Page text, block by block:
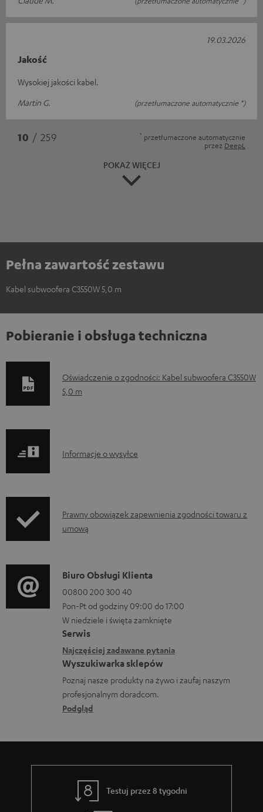
Jakość
Wysokiej jakości kabel.
Martin G.
(przetłumaczone automatycznie *)
19.03.2026
10 / 259 * przetłumaczone automatycznie
przez DeepL
POKAŻ WIĘCEJ
Pełna zawartość zestawu
Kabel subwoofera C3550W 5,0 m
Pobieranie i obsługa techniczna
D
o
m
y
d
p
o
b
r
n
i
a
Oświadczenie o zgodności: Kabel subwoofera C3550W
5,0 m
I
o
r
c
j
e
o
w
y
s
y
Informacje o wysyłce
I
n
o
r
m
a
c
j
e
d
o
y
c
Prawny obowiązek zapewnienia zgodności towaru z
umową
D
a
n
e
k
o
n
t
a
o
Biuro Obsługi Klienta
00800 200 300 40
Pon-Pt od godziny 09:00 do 17:00
W niedziele i święta zamknięte
Serwis
Najczęściej zadawane pytania
Wyszukiwarka sklepów
Poznaj nasze produkty na żywo i zaufaj naszym
profesjonalnym doradcom.
Podgląd
Testuj przez 8 tygodni